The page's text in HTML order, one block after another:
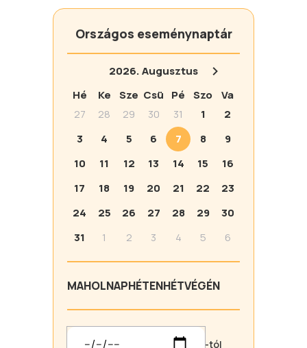
Országos eseménynaptár
2026.Augusztus
Hé
Ke Sze Csü Pé Szo
Va
27
28 29 30 31 1
2
3
4 5 6 7 8
9
10
11 12 13 14 15
16
17
18 19 20 21 22
23
24
25 26 27 28 29
30
31
1 2 3 4 5 6
MAHOLNAPHÉTENHÉTVÉGÉN
-tól